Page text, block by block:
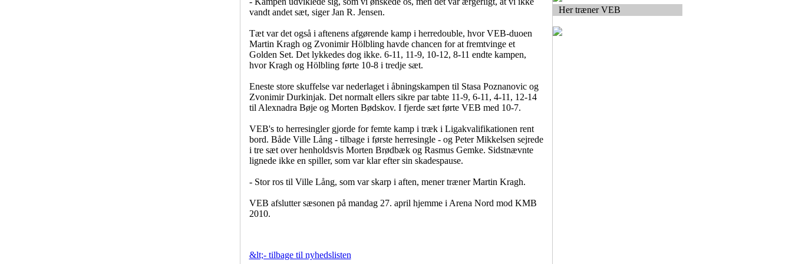
vandt andet sæt, siger Jan R. Jensen.
Tæt var det også i aftenens afgørende kamp i herredouble, hvor VEB-duoen
Martin Kragh og Zvonimir Hölbling havde chancen for at fremtvinge et
Golden Set. Det lykkedes dog ikke. 6-11, 11-9, 10-12, 8-11 endte kampen,
hvor Kragh og Hölbling førte 10-8 i tredje sæt.
Eneste store skuffelse var nederlaget i åbningskampen til Stasa Poznanovic og
Zvonimir Durkinjak. Det normalt ellers sikre par tabte 11-9, 6-11, 4-11, 12-14
til Alexnadra Bøje og Morten Bødskov. I fjerde sæt førte VEB med 10-7.
VEB's to herresingler gjorde for femte kamp i træk i Ligakvalifikationen rent
bord. Både Ville Lång - tilbage i første herresingle - og Peter Mikkelsen sejrede
i tre sæt over henholdsvis Morten Brødbæk og Rasmus Gemke. Sidstnævnte
lignede ikke en spiller, som var klar efter sin skadespause.
- Stor ros til Ville Lång, som var skarp i aften, mener træner Martin Kragh.
VEB afslutter sæsonen på mandag 27. april hjemme i Arena Nord mod KMB
2010.
&lt;- tilbage til nyhedslisten
Her træner VEB